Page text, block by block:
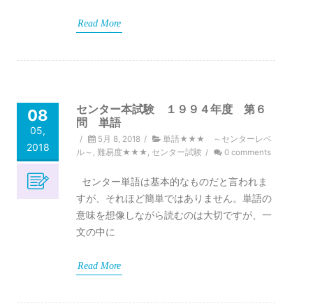
Read More
08
05,
2018
センター本試験 １９９４年度 第６
問 単語
/ 5月 8, 2018 /
単語★★★ ～センターレベ
ル～ , 難易度★★★, センター試験 / 0 comments
センター単語は基本的なものだと言われま
すが、それほど簡単ではありません。単語の
意味を想像しながら読むのは大切ですが、一
文の中に
Read More